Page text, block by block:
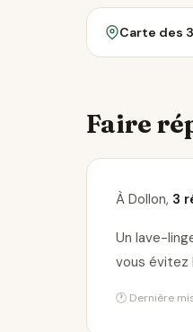
Carte des
Faire
À Dollon, 3
Un lave-
vous évitez
🕐 Dernière